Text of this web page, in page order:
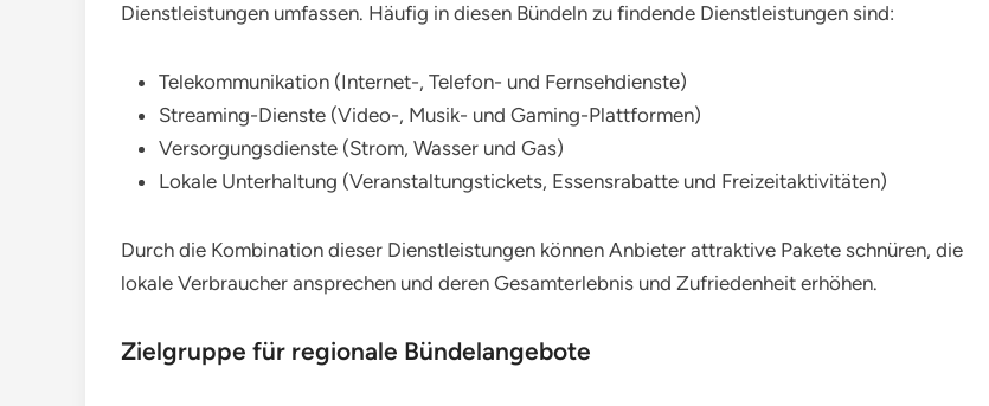
Dienstleistungen umfassen. Häufig in diesen Bündeln zu findende Dienstleistungen sind:
Telekommunikation (Internet-, Telefon- und Fernsehdienste)
Streaming-Dienste (Video-, Musik- und Gaming-Plattformen)
Versorgungsdienste (Strom, Wasser und Gas)
Lokale Unterhaltung (Veranstaltungstickets, Essensrabatte und Freizeitaktivitäten)
Durch die Kombination dieser Dienstleistungen können Anbieter attraktive Pakete schnüren, die
lokale Verbraucher ansprechen und deren Gesamterlebnis und Zufriedenheit erhöhen.
Zielgruppe für regionale Bündelangebote